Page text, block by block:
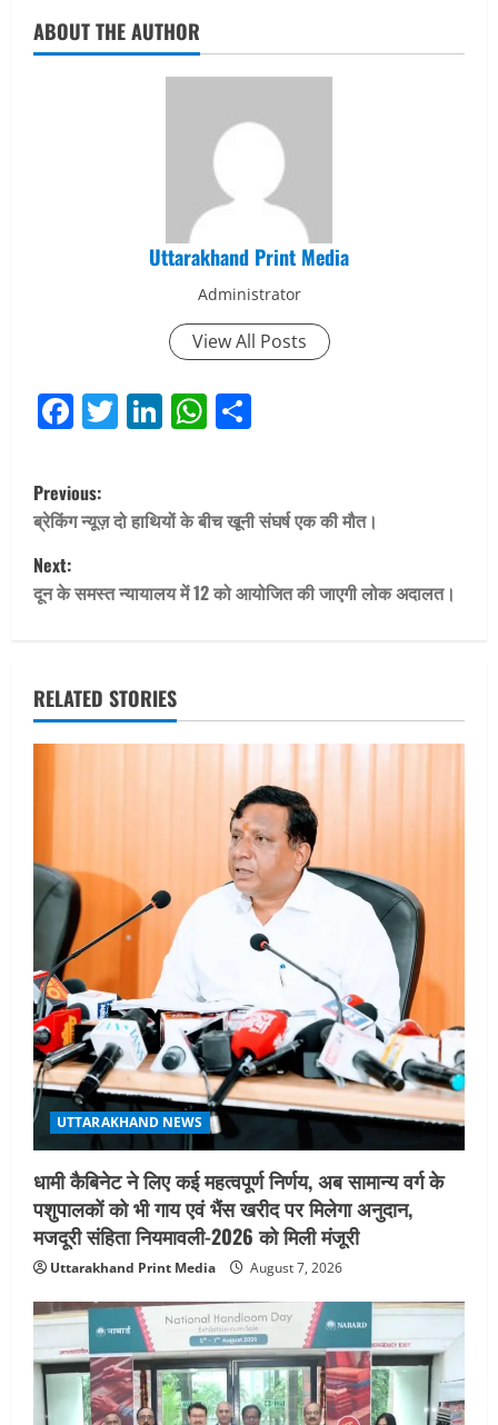
ABOUT THE AUTHOR
Uttarakhand Print Media
Administrator
View All Posts
Facebook
Twitter
LinkedIn
WhatsApp
P
o
s
a
g
a
i
o
n
Previous:
ब्रेकिंग न्यूज़ दो हाथियों के बीच खूनी संघर्ष एक की मौत।
Next:
दून के समस्त न्यायालय में 12 को आयोजित की जाएगी लोक अदालत।
RELATED STORIES
UTTARAKHAND NEWS
धामी कैबिनेट ने लिए कई महत्वपूर्ण निर्णय, अब सामान्य वर्ग के
पशुपालकों को भी गाय एवं भैंस खरीद पर मिलेगा अनुदान,
मजदूरी संहिता नियमावली-2026 को मिली मंजूरी
Uttarakhand Print Media August 7, 2026